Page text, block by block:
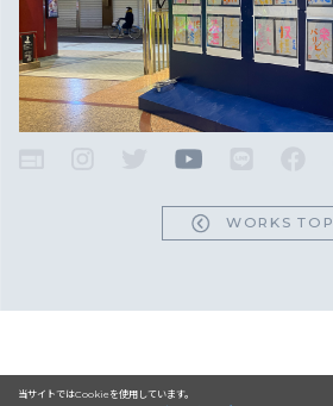
WORKS TOP
当サイトではCookieを使用しています。